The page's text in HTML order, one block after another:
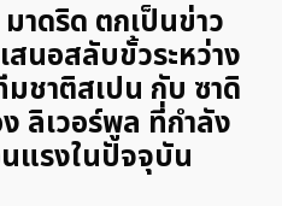
าดริด ตกเป็นข่าว
นอสลับขั้วระหว่าง
ชาติสเปน กับ ซาดิ
ลิเวอร์พูล ที่กำลัง
แรงในปัจจุบัน